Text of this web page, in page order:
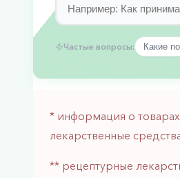
Частые вопросы: Какие
* информация о
лекарственные
** рецептурные